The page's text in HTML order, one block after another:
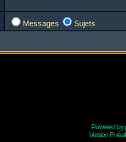
Messages Sujets
Powered by
Version Fr